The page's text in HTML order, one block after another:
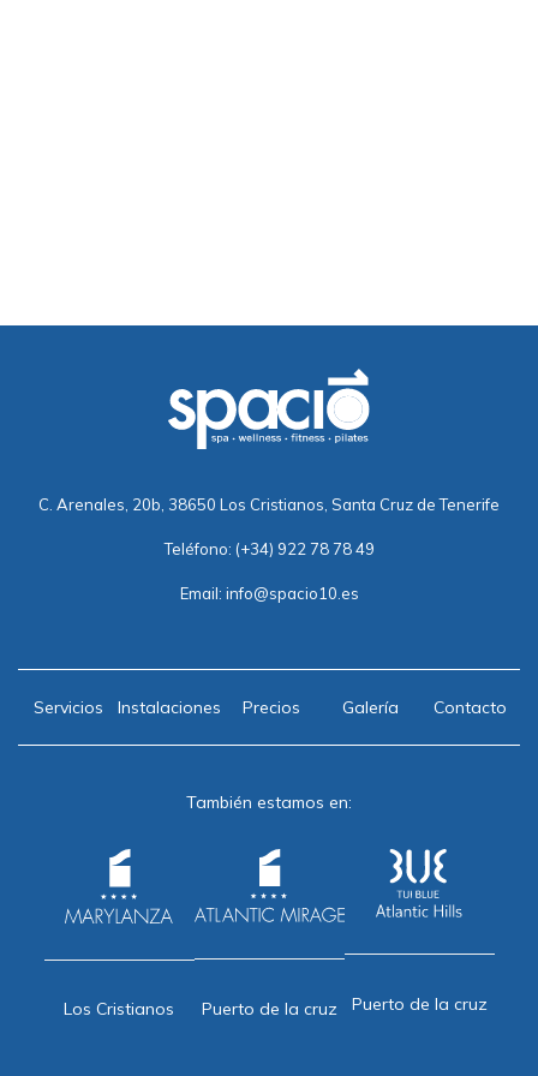
C. Arenales, 20b, 38650 Los Cristianos, Santa Cruz de Tenerife
Teléfono: (+34) 922 78 78 49
Email: info@spacio10.es
Servicios Instalaciones Precios Galería Contacto
También estamos en:
Los Cristianos Puerto de la cruz Puerto de la cruz